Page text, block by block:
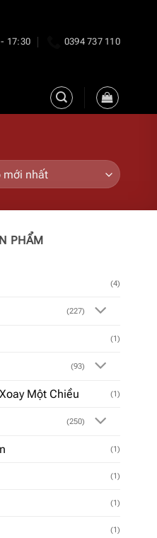
17:30 0394 737 110
PHẨM
(4)
(227)
(1)
(93)
Một Chiều (1)
(250)
(1)
(1)
(1)
(1)